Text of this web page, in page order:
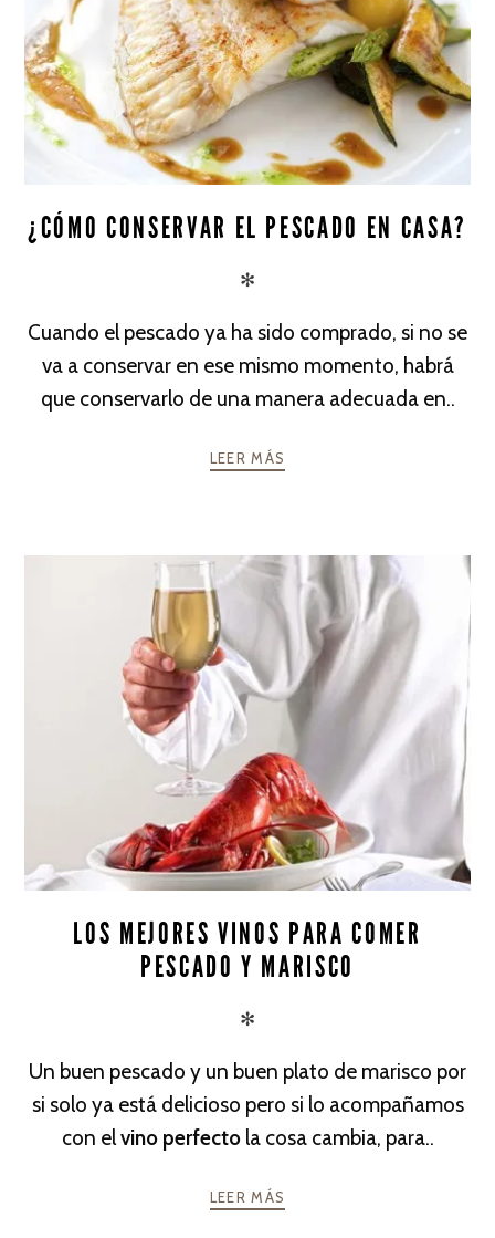
¿CÓMO CONSERVAR EL PESCADO EN CASA?
✻
Cuando el pescado ya ha sido comprado, si no se
va a conservar en ese mismo momento, habrá
que conservarlo de una manera adecuada en..
LEER MÁS
LOS MEJORES VINOS PARA COMER
PESCADO Y MARISCO
✻
Un buen pescado y un buen plato de marisco por
si solo ya está delicioso pero si lo acompañamos
con elvino perfecto la cosa cambia, para..
LEER MÁS